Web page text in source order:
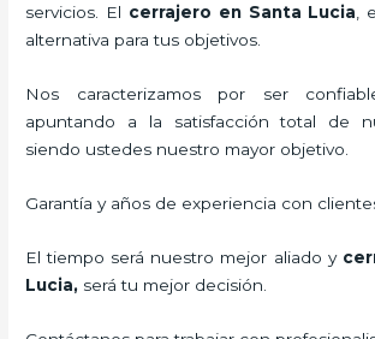
servicios. El cerrajero en Santa Lucia ,
alternativa para tus objetivos.
Nos caracterizamos por ser
apuntando a la satisfacción total de
siendo ustedes nuestro mayor objetivo.
Garantía y años de experiencia con
El tiempo será nuestro mejor aliado y
Lucia, será tu mejor decisión.